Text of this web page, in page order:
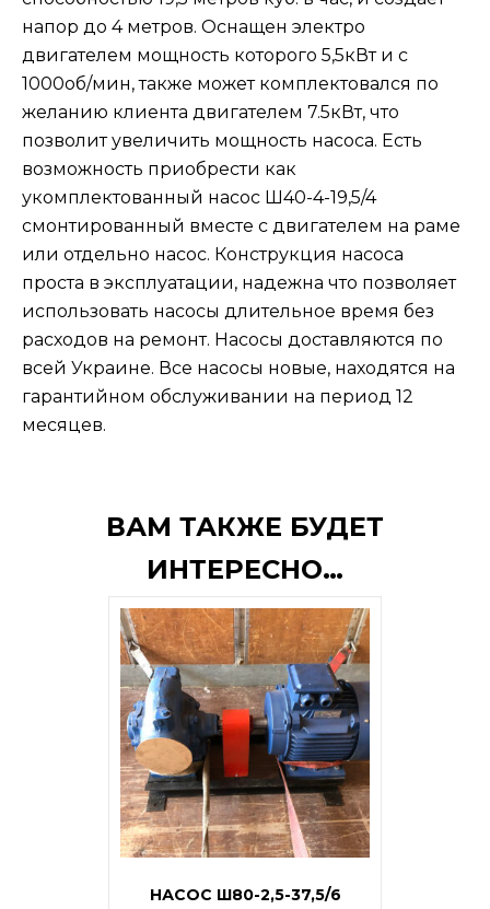
напор до 4 метров. Оснащен электро
двигателем мощность которого 5,5кВт и с
1000об/мин, также может комплектовался по
желанию клиента двигателем 7.5кВт, что
позволит увеличить мощность насоса. Есть
возможность приобрести как
укомплектованный насос Ш40-4-19,5/4
смонтированный вместе с двигателем на раме
или отдельно насос. Конструкция насоса
проста в эксплуатации, надежна что позволяет
использовать насосы длительное время без
расходов на ремонт. Насосы доставляются по
всей Украине. Все насосы новые, находятся на
гарантийном обслуживании на период 12
месяцев.
ВАМ ТАКЖЕ БУДЕТ
ИНТЕРЕСНО…
НАСОС Ш80-2,5-37,5/6